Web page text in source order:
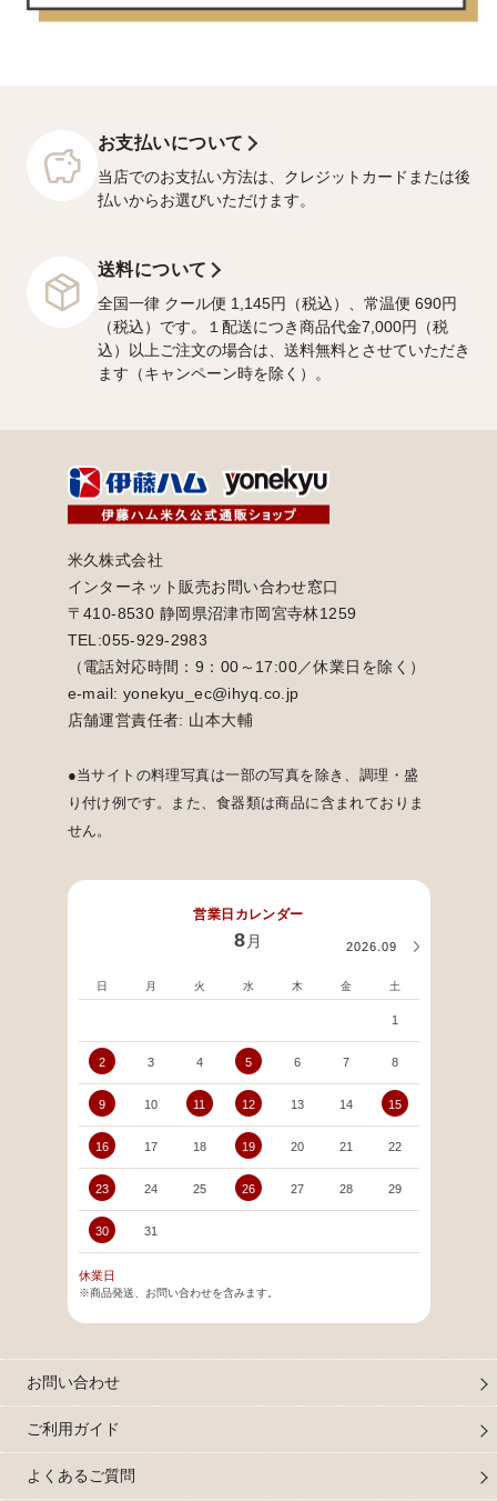
お支払いについて
当店でのお支払い方法は、クレジットカードまたは後
払いからお選びいただけます。
送料について
全国一律 クール便 1,145円（税込）、常温便 690円
（税込）です。１配送につき商品代金7,000円（税
込）以上ご注文の場合は、送料無料とさせていただき
ます（キャンペーン時を除く）。
米久株式会社
インターネット販売お問い合わせ窓口
〒410-8530 静岡県沼津市岡宮寺林1259
TEL:055-929-2983
（電話対応時間：9：00～17:00／休業日を除く）
e-mail: yonekyu_ec@ihyq.co.jp
店舗運営責任者: 山本大輔
●当サイトの料理写真は一部の写真を除き、調理・盛
り付け例です。また、食器類は商品に含まれておりま
せん。
営業日カレンダー
8月 2026.09
日 月 火 水 木 金 土
1
2 3 4 5 6 7 8
9 10 11 12 13 14 15
16 17 18 19 20 21 22
23 24 25 26 27 28 29
30 31
休業日
※商品発送、お問い合わせを含みます。
お問い合わせ
ご利用ガイド
よくあるご質問